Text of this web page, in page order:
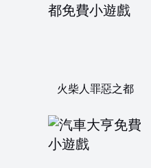
火柴人罪惡之都